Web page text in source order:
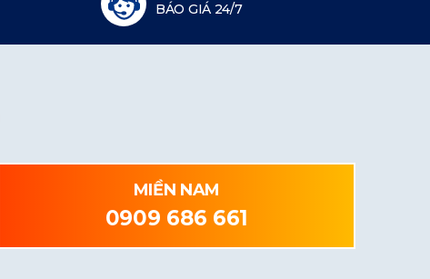
BÁO GIÁ 24/7
MIỀN NAM
0909 686 661